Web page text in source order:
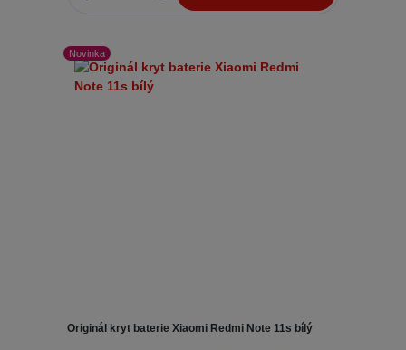
Novinka
Originál kryt baterie Xiaomi Redmi Note 11s bílý